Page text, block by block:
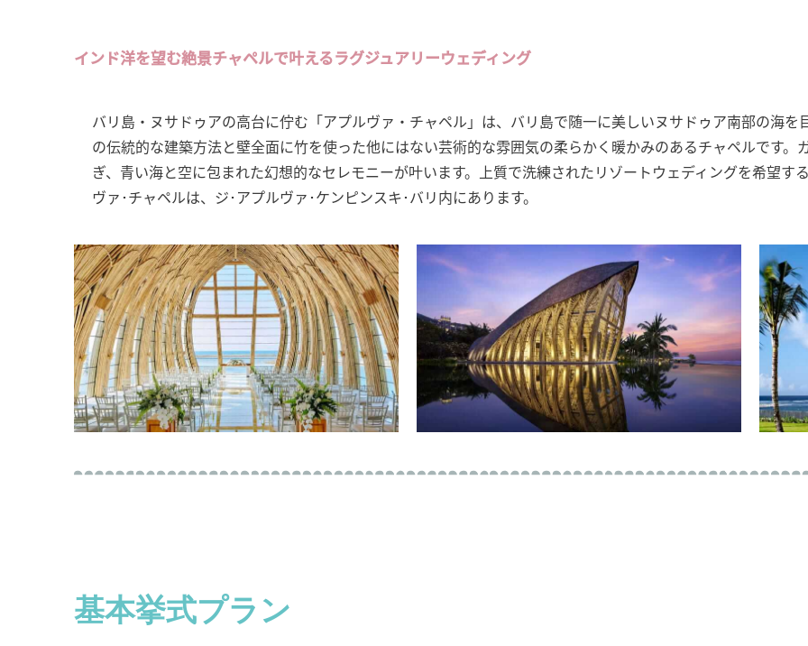
インド洋を望む絶景チャペルで叶えるラグジュアリーウェディング
バリ島・ヌサドゥアの高台に佇む「アプルヴァ・チャペル」は、バリ島で随一に美しいヌサドゥア南部の海
の伝統的な建築方法と壁全面に竹を使った他にはない芸術的な雰囲気の柔らかく暖かみのあるチャペルです
ぎ、青い海と空に包まれた幻想的なセレモニーが叶います。上質で洗練されたリゾートウェディングを希望す
ヴァ･チャペルは、ジ･アプルヴァ･ケンピンスキ･バリ内にあります。
基本挙式プラン